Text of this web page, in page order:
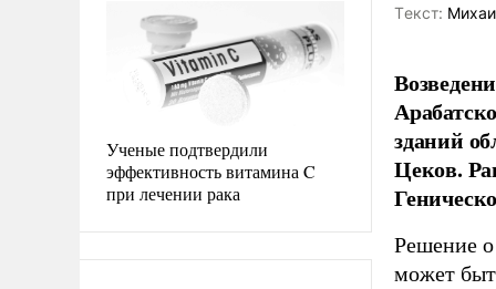
Ученые подтвердили
эффективность витамина C
при лечении рака
Tекст:
зданий
Цеков.
Решение о
может